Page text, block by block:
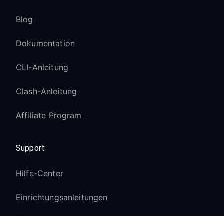
Blog
Dokumentation
CLI-Anleitung
Clash-Anleitung
Affiliate Program
Support
Hilfe-Center
Einrichtungsanleitungen